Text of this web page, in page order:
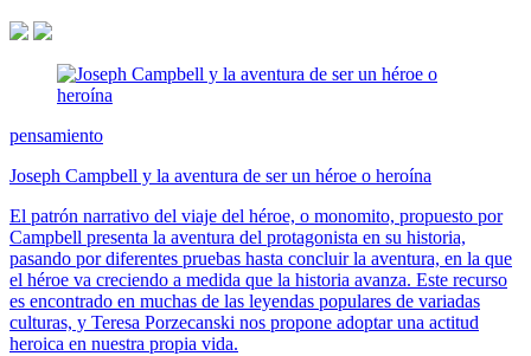
pensamiento
Joseph Campbell y la aventura de ser un héroe o heroína
El patrón narrativo del viaje del héroe, o monomito, propuesto por
Campbell presenta la aventura del protagonista en su historia,
pasando por diferentes pruebas hasta concluir la aventura, en la que
el héroe va creciendo a medida que la historia avanza. Este recurso
es encontrado en muchas de las leyendas populares de variadas
culturas, y Teresa Porzecanski nos propone adoptar una actitud
heroica en nuestra propia vida.